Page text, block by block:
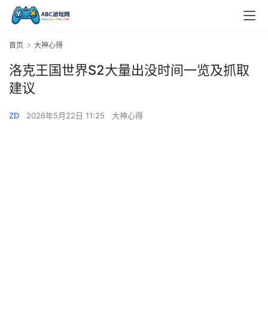
首页 大神心得
洛克王国世界S2大量出没时间一览及抓取
建议
ZD 2026年5月22日 11:25 大神心得